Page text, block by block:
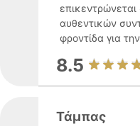
αυθεντικών
φροντίδα για
8.5
Τάμπας